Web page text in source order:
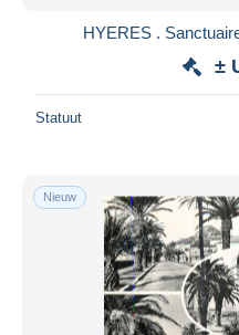
HYERES .
±
Statuut
Nieuw